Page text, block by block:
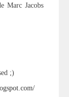
Marc Jacobs
;)